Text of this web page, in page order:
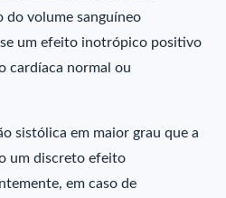
do volume sanguíneo
um efeito inotrópico positivo
cardíaca normal ou
sistólica em maior grau que a
um discreto efeito
em caso de